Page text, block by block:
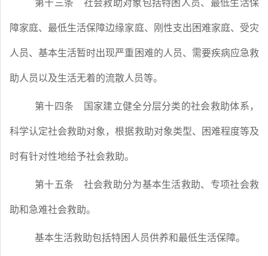
第十三条 社会救助对象包括特困人员、最低生活保
障家庭、最低生活保障边缘家庭、刚性支出困难家庭、受灾
人员、基本生活暂时出现严重困难的人员、需要疾病应急救
助人员以及生活无着的流散人员等。
第十四条 国家建立健全分层分类的社会救助体系，
科学认定社会救助对象，根据救助对象类型、困难程度等及
时有针对性地给予社会救助。
第十五条 社会救助分为基本生活救助、专项社会救
助和急难社会救助。
基本生活救助包括特困人员供养和最低生活保障。